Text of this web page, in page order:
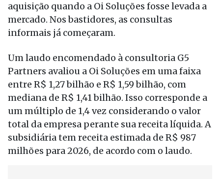
aquisição quando a Oi Soluções fosse levada a
mercado. Nos bastidores, as consultas
informais já começaram.
Um laudo encomendado à consultoria G5
Partners avaliou a Oi Soluções em uma faixa
entre R$ 1,27 bilhão e R$ 1,59 bilhão, com
mediana de R$ 1,41 bilhão. Isso corresponde a
um múltiplo de 1,4 vez considerando o valor
total da empresa perante sua receita líquida. A
subsidiária tem receita estimada de R$ 987
milhões para 2026, de acordo com o laudo.